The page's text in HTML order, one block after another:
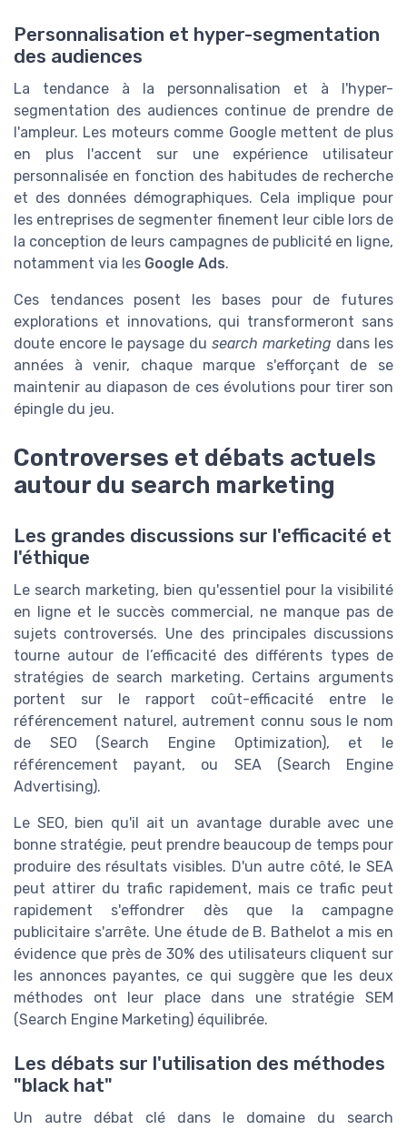
Personnalisation et hyper-segmentation
des audiences
La tendance à la personnalisation et à l'hyper-
segmentation des audiences continue de prendre de
l'ampleur. Les moteurs comme Google mettent de plus
en plus l'accent sur une expérience utilisateur
personnalisée en fonction des habitudes de recherche
et des données démographiques. Cela implique pour
les entreprises de segmenter finement leur cible lors de
la conception de leurs campagnes de publicité en ligne,
notamment via les Google Ads.
Ces tendances posent les bases pour de futures
explorations et innovations, qui transformeront sans
doute encore le paysage du search marketing dans les
années à venir, chaque marque s'efforçant de se
maintenir au diapason de ces évolutions pour tirer son
épingle du jeu.
Controverses et débats actuels
autour du search marketing
Les grandes discussions sur l'efficacité et
l'éthique
Le search marketing, bien qu'essentiel pour la visibilité
en ligne et le succès commercial, ne manque pas de
sujets controversés. Une des principales discussions
tourne autour de l’efficacité des différents types de
stratégies de search marketing. Certains arguments
portent sur le rapport coût-efficacité entre le
référencement naturel, autrement connu sous le nom
de SEO (Search Engine Optimization), et le
référencement payant, ou SEA (Search Engine
Advertising).
Le SEO, bien qu'il ait un avantage durable avec une
bonne stratégie, peut prendre beaucoup de temps pour
produire des résultats visibles. D'un autre côté, le SEA
peut attirer du trafic rapidement, mais ce trafic peut
rapidement s'effondrer dès que la campagne
publicitaire s'arrête. Une étude de B. Bathelot a mis en
évidence que près de 30% des utilisateurs cliquent sur
les annonces payantes, ce qui suggère que les deux
méthodes ont leur place dans une stratégie SEM
(Search Engine Marketing) équilibrée.
Les débats sur l'utilisation des méthodes
"black hat"
Un autre débat clé dans le domaine du search